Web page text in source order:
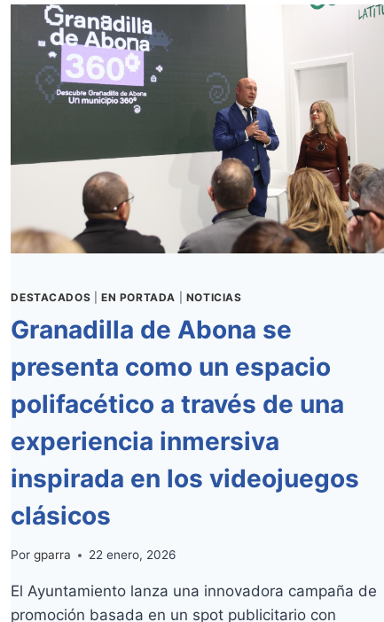
ACOGE
ESTE
FIN
DE
SEMANA
LAS
MISS
WORLD
TENERIFE,
MISTER
INTERNATIONAL
TENERIFE
MISS
INTERNATIONAL
SPAIN
2026
DESTACADOS |EN PORTADA NOTICIAS
Granadilla de Abona se
presenta como un espacio
polifacético a través de una
experiencia inmersiva
inspirada en los videojuegos
clásicos
Por gparra 22 enero, 2026
El Ayuntamiento lanza una innovadora campaña de
promoción basada en un spot publicitario con